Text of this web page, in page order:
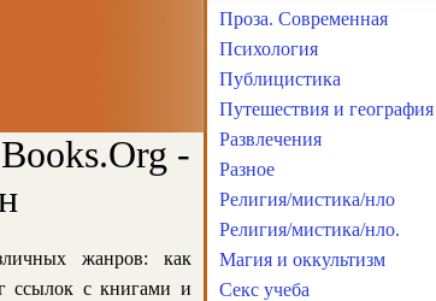
-
жанров: как
ссылок с книгами и
Проза. Современная
Психология
Публицистика
Путешествия и география
Развлечения
Разное
Религия/мистика/нло
Религия/мистика/нло.
Магия и оккультизм
Секс учеба